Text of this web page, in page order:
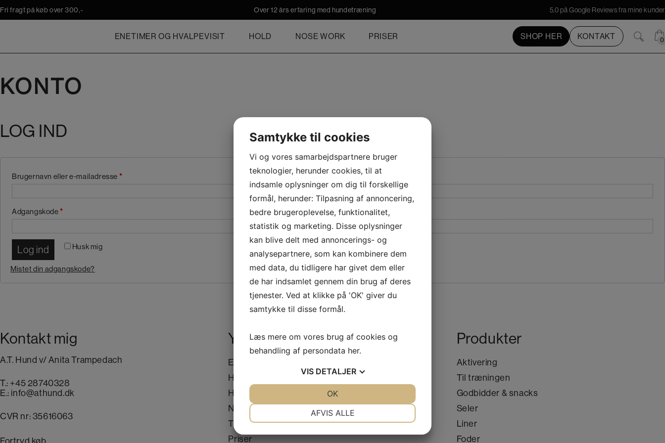
til
indholdet
Fri fragt på køb over 300,- Over 12 års erfaring med hundetræning 5,0 på Google Reviews fra mine kunder
ENETIMER OG HVALPEVISIT HOLD NOSE WORK PRISER SHOP HER KONTAKT 0
0
KONTO
LOG IND
Brugernavn eller e-mailadresse *
Adgangskode*
Husk mig
Log ind
Mistet din adgangskode?
Kontakt mig
A.T. Hund v/ Anita Trampedach
T.: +45 28740328
E.: info@athund.dk
CVR nr: 35616063
Fortryd køb
Ydelser & information
Enetimer
Hvalpevisit
Holdtræning
Nosework
Tilmelding
Priser
Produkter
Aktivering
Til træningen
Godbidder & snacks
Seler
Liner
Foder
Samtykke til cookies
Vi og vores samarbejdspartnere bruger
teknologier, herunder cookies, til at
indsamle oplysninger om dig til forskellige
formål, herunder: Tilpasning af annoncering,
bedre brugeroplevelse, funktionalitet,
statistik og marketing. Disse oplysninger
kan blive delt med annoncerings- og
analysepartnere, som kan kombinere dem
med data, du tidligere har givet dem eller
de har indsamlet gennem din brug af deres
tjenester. Ved at klikke på 'OK' giver du
samtykke til disse formål.
Læs mere om vores brug af cookies og
behandling af persondata her.
VIS DETALJER
AFVIS ALLE
OK